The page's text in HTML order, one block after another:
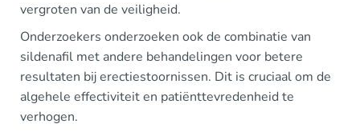
vergroten van de veiligheid.
Onderzoekers onderzoeken ook de combinatie van
sildenafil met andere behandelingen voor betere
resultaten bij erectiestoornissen. Dit is cruciaal om de
algehele effectiviteit en patiënttevredenheid te
verhogen.